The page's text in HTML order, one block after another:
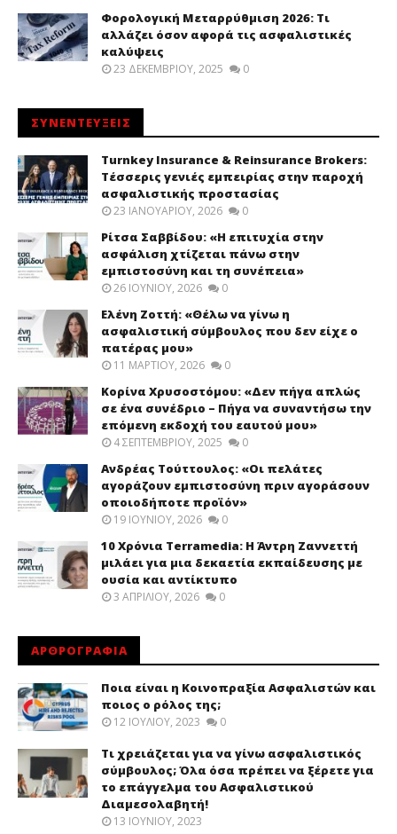
Φορολογική Μεταρρύθμιση 2026: Τι
αλλάζει όσον αφορά τις ασφαλιστικές
καλύψεις
23 ΔΕΚΕΜΒΡΊΟΥ, 2025 0
ΣΥΝΕΝΤΕΥΞΕΙΣ
Turnkey Insurance & Reinsurance Brokers:
Τέσσερις γενιές εμπειρίας στην παροχή
ασφαλιστικής προστασίας
23 ΙΑΝΟΥΑΡΊΟΥ, 2026 0
Ρίτσα Σαββίδου: «Η επιτυχία στην
ασφάλιση χτίζεται πάνω στην
εμπιστοσύνη και τη συνέπεια»
26 ΙΟΥΝΊΟΥ, 2026 0
Ελένη Ζοττή: «Θέλω να γίνω η
ασφαλιστική σύμβουλος που δεν είχε ο
πατέρας μου»
11 ΜΑΡΤΊΟΥ, 2026 0
Κορίνα Χρυσοστόμου: «Δεν πήγα απλώς
σε ένα συνέδριο – Πήγα να συναντήσω την
επόμενη εκδοχή του εαυτού μου»
4 ΣΕΠΤΕΜΒΡΊΟΥ, 2025 0
Ανδρέας Τούττουλος: «Οι πελάτες
αγοράζουν εμπιστοσύνη πριν αγοράσουν
οποιοδήποτε προϊόν»
19 ΙΟΥΝΊΟΥ, 2026 0
10 Χρόνια Terramedia: Η Άντρη Ζαννεττή
μιλάει για μια δεκαετία εκπαίδευσης με
ουσία και αντίκτυπο
3 ΑΠΡΙΛΊΟΥ, 2026 0
ΑΡΘΡΟΓΡΑΦΙΑ
Ποια είναι η Κοινοπραξία Ασφαλιστών και
ποιος ο ρόλος της;
12 ΙΟΥΛΊΟΥ, 2023 0
Τι χρειάζεται για να γίνω ασφαλιστικός
σύμβουλος; Όλα όσα πρέπει να ξέρετε για
το επάγγελμα του Ασφαλιστικού
Διαμεσολαβητή!
13 ΙΟΥΝΊΟΥ, 2023